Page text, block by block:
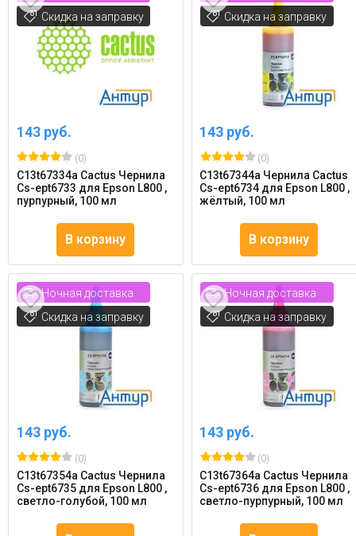
Скидка на заправку
143 руб.
(0)
C13t67334a Cactus Чернила
Cs-ept6733 для Epson L800 ,
пурпурный, 100 мл
В корзину
Скидка на заправку
143 руб.
(0)
C13t67344a Чернила Cactus
Cs-ept6734 для Epson L800 ,
жёлтый, 100 мл
В корзину
Ночная доставка
Скидка на заправку
143 руб.
(0)
C13t67354a Cactus Чернила
Cs-ept6735 для Epson L800 ,
светло-голубой, 100 мл
Ночная доставка
Скидка на заправку
143 руб.
(0)
C13t67364a Cactus Чернила
Cs-ept6736 для Epson L800 ,
светло-пурпурный, 100 мл